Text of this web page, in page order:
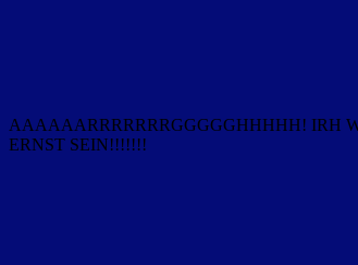
AAAAAARRRRRRRGGGGGHHHHH! IRH
ERNST SEIN!!!!!!!